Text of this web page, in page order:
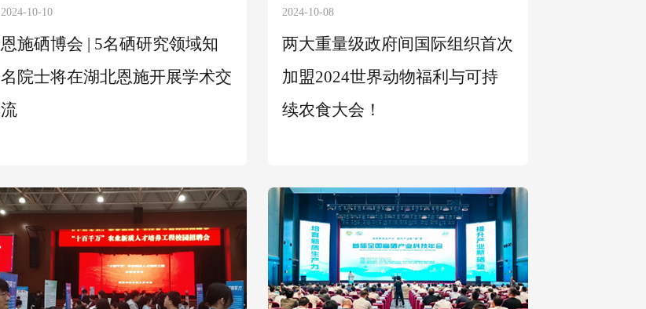
2024-10-10
恩施硒博会 | 5名硒研究领域知
名院士将在湖北恩施开展学术交
流
2024-10-08
两大重量级政府间国际组织首次
加盟2024世界动物福利与可持
续农食大会！